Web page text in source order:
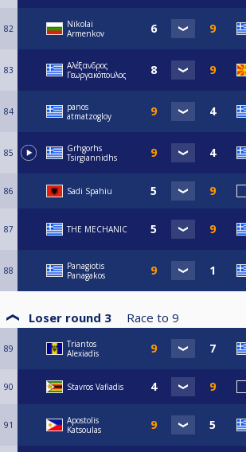
82
Nikolai
Armenkov
83
Αλέξανδρος
Γεωργακόπουλος
84
panos
atmatzogloy
85
Grhgorhs
Tsirgiannidhs
86 Sadi Spahiu
87 THE MECHANIC
88
Panagiotis
Panagakos
Loser round 3 Race to 9
89
Triantos
Alexiadis
90 Stavros Vafiadis
91
Apostolis
Katsoulas